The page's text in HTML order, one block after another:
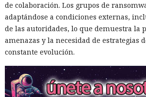
de colaboración. Los grupos de
adaptándose a condiciones externas,
de las autoridades, lo que demuestra la
amenazas y la necesidad de estrategias
constante evolución.